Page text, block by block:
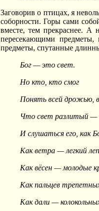
Заговорив о птицах, я
соборности. Горы сами
вместе, тем прекраснее. А
пересекающими предметы,
предметы, спутанные
Бог — это свет.
Но кто, кто смог
Понять всей дрожью,
Что свет разлитый —
И слушаться его, как
Как ветра — легкий
Как вёсен — молодые
Как пальцев
Как дали —